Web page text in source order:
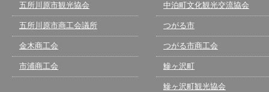
五所川原市観光協会
五所川原市商工会議所
金木商工会
市浦商工会
中泊町文化観光交流協会
つがる市
つがる市商工会
鰺ヶ沢町
鰺ヶ沢町観光協会